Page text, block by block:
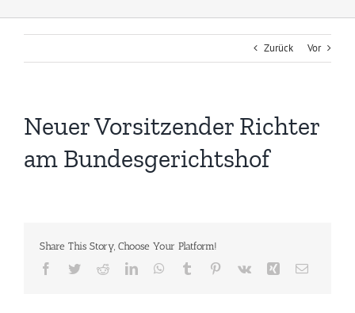
Zurück Vor
Neuer Vorsitzender Richter
am Bundesgerichtshof
Share This Story, Choose Your Platform!
Facebook
TwitterRedditLinkedInWhatsApp
Tumblr Pinterest
Vk Xing E-